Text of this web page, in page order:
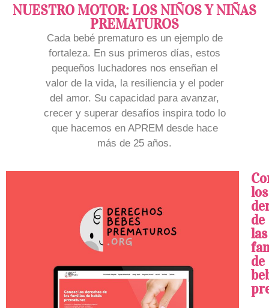
NUESTRO MOTOR: LOS NIÑOS Y NIÑAS
PREMATUROS
Cada bebé prematuro es un ejemplo de
fortaleza. En sus primeros días, estos
pequeños luchadores nos enseñan el
valor de la vida, la resiliencia y el poder
del amor. Su capacidad para avanzar,
crecer y superar desafíos inspira todo lo
que hacemos en APREM desde hace
más de 25 años.
los
de
las
de